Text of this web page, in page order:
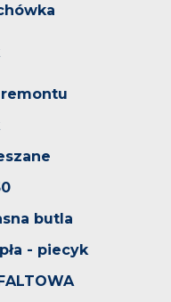
butla
- piecyk